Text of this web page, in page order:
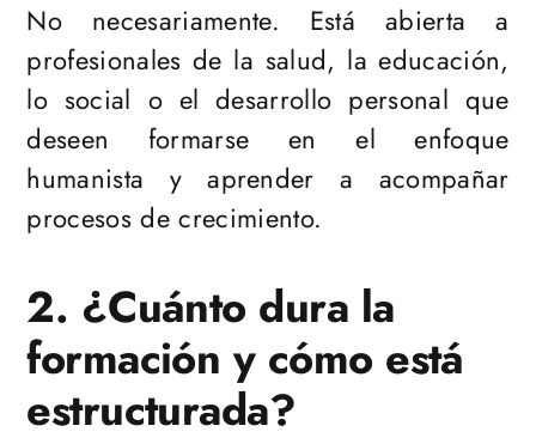
No necesariamente. Está abierta a
profesionales de la salud, la educación,
lo social o el desarrollo personal que
deseen formarse en el enfoque
humanista y aprender a acompañar
procesos de crecimiento.
2. ¿Cuánto dura la
formación y cómo está
estructurada?